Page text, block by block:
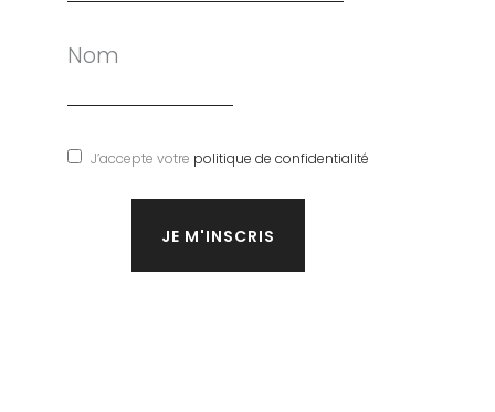
Nom
J’accepte votre politique de confidentialité